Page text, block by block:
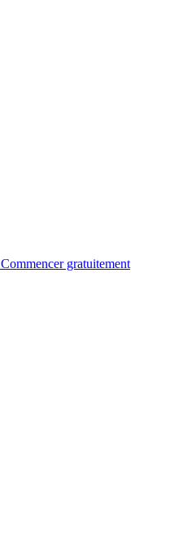
Commencer gratuitement